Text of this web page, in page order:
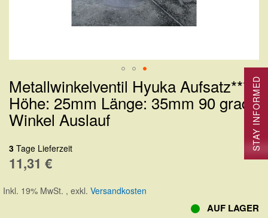
Zum
Anfang
der
springen
Metallwinkelventil Hyuka Aufsatz***
Höhe: 25mm Länge: 35mm 90 grad
Winkel Auslauf
3 Tage Lieferzeit
11,31 €
Inkl. 19% MwSt. , exkl. Versandkosten
AUF LAGER
STAY INFORMED